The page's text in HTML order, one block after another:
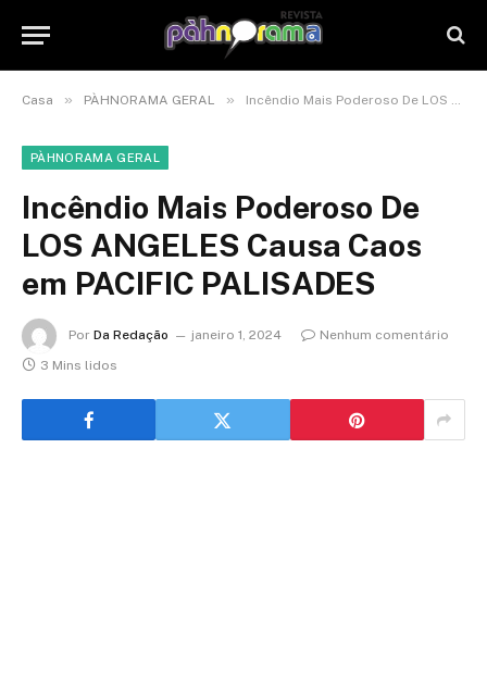
Casa » PÀHNORAMA GERAL » Incêndio Mais Poderoso De LOS ANGELES Causa Caos em PACIFIC PALISADES
PÀHNORAMA GERAL
Incêndio Mais Poderoso De
LOS ANGELES Causa Caos
em PACIFIC PALISADES
Por Da Redação janeiro 1, 2024
Nenhum comentário
3 Mins lidos